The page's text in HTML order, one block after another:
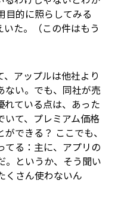
目的に照らしてみる
た。（この件はもう
アップルは他社より
ない。でも、同社が売
れている点は、あった
いて、プレミアム価格
できる？ ここでも、
てる：主に、アプリの
。というか、そう聞い
くさん使わないん